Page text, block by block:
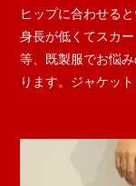
ヒップに合わせる
身長が低くてスカ
等、既製服でお悩
ります。ジャケッ